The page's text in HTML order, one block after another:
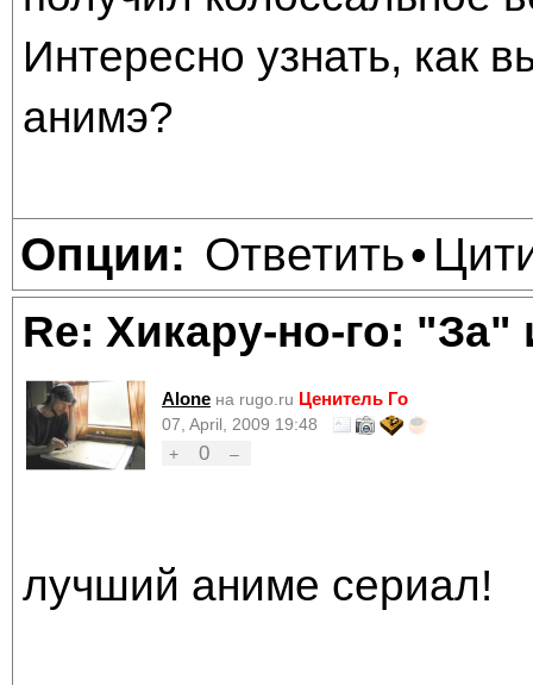
Интересно узнать, как
анимэ?
Опции: Ответить•
Re: Хикару-но-го:
Alone на rugo.ru Ценитель Го
07, April, 2009 19:48
+
0 –
лучший аниме сериал!